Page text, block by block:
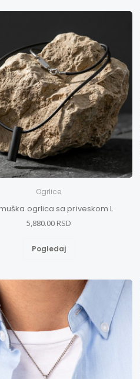
Ogrlice
ogrlica sa priveskom L
5,880.00 RSD
Pogledaj